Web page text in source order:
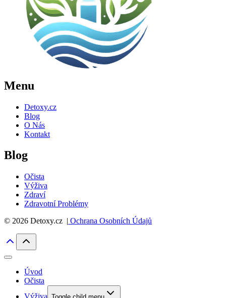
Menu
Detoxy.cz
Blog
O Nás
Kontakt
Blog
Očista
Výživa
Zdraví
Zdravotní Problémy
© 2026 Detoxy.cz | Ochrana Osobních Údajů
Úvod
Očista